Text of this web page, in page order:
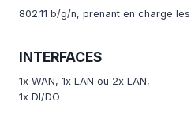
802.11 b/g/n, prenant en charge
INTERFACES
1x WAN, 1x LAN ou 2x LAN,
1x DI/DO